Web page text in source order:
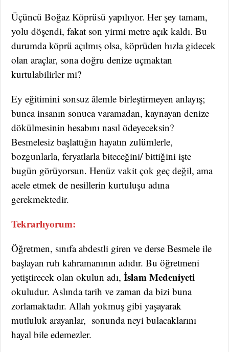
Üçüncü Boğaz Köprüsü yapılıyor. Her şey tamam,
yolu döşendi, fakat son yirmi metre açık kaldı. Bu
durumda köprü açılmış olsa, köprüden hızla gidecek
olan araçlar, sona doğru denize uçmaktan
kurtulabilirler mi?
Ey eğitimini sonsuz âlemle birleştirmeyen anlayış;
bunca insanın sonuca varamadan, kaynayan denize
dökülmesinin hesabını nasıl ödeyeceksin?
Besmelesiz başlattığın hayatın zulümlerle,
bozgunlarla, feryatlarla biteceğini/ bittiğini işte
bugün görüyorsun. Henüz vakit çok geç değil, ama
acele etmek de nesillerin kurtuluşu adına
gerekmektedir.
Tekrarlıyorum:
Öğretmen, sınıfa abdestli giren ve derse Besmele ile
başlayan ruh kahramanının adıdır. Bu öğretmeni
yetiştirecek olan okulun adı,İslam Medeniyeti
okuludur. Aslında tarih ve zaman da bizi buna
zorlamaktadır. Allah yokmuş gibi yaşayarak
mutluluk arayanlar, sonunda neyi bulacaklarını
hayal bile edemezler.